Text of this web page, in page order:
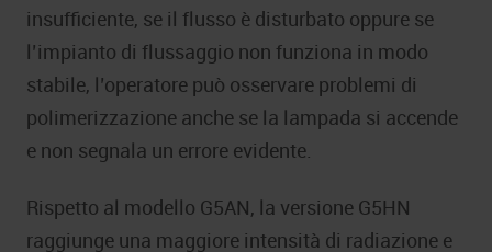
insufficiente, se il flusso è disturbato oppure se
l’impianto di flussaggio non funziona in modo
stabile, l’operatore può osservare problemi di
polimerizzazione anche se la lampada si accende
e non segnala un errore evidente.
Rispetto al modello G5AN, la versione G5HN
raggiunge una maggiore intensità di radiazione e